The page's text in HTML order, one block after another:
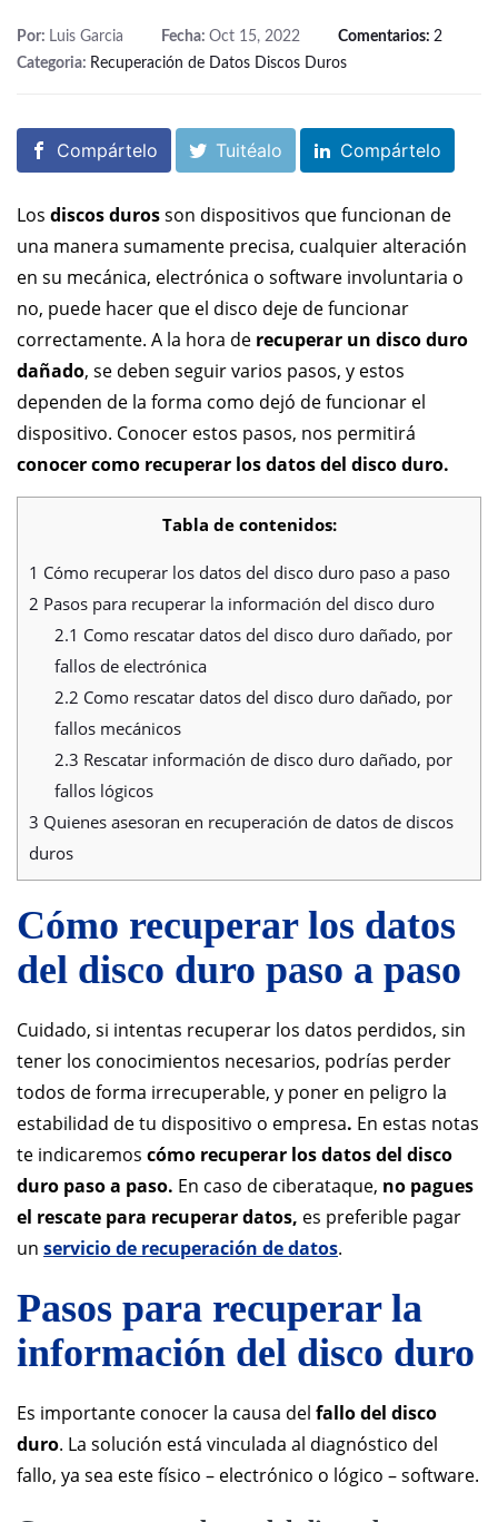
Por: Luis Garcia Fecha: Oct 15, 2022 Comentarios: 2
Categoria: Recuperación de Datos Discos Duros
Compártelo Tuitéalo Compártelo
Los discos durosson dispositivos que funcionan de
una manera sumamente precisa, cualquier alteración
en su mecánica, electrónica o software involuntaria o
no, puede hacer que el disco deje de funcionar
correctamente. A la hora de recuperar un disco duro
dañado, se deben seguir varios pasos, y estos
dependen de la forma como dejó de funcionar el
dispositivo. Conocer estos pasos, nos permitirá
conocer como recuperar los datos del disco duro.
Tabla de contenidos:
1 Cómo recuperar los datos del disco duro paso a paso
2 Pasos para recuperar la información del disco duro
2.1 Como rescatar datos del disco duro dañado, por
fallos de electrónica
2.2 Como rescatar datos del disco duro dañado, por
fallos mecánicos
2.3 Rescatar información de disco duro dañado, por
fallos lógicos
3 Quienes asesoran en recuperación de datos de discos
duros
Cómo recuperar los datos
del disco duro paso a paso
Cuidado, si intentas recuperar los datos perdidos, sin
tener los conocimientos necesarios, podrías perder
todos de forma irrecuperable, y poner en peligro la
estabilidad de tu dispositivo o empresa. En estas notas
te indicaremos cómo recuperar los datos del disco
duro paso a paso. En caso de ciberataque, no pagues
el rescate para recuperar datos, es preferible pagar
un servicio de recuperación de datos.
Pasos para recuperar la
información del disco duro
Es importante conocer la causa del fallo del disco
duro. La solución está vinculada al diagnóstico del
fallo, ya sea este físico – electrónico o lógico – software.